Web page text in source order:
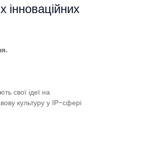
свої ідеї на
культуру у ІР-сфері